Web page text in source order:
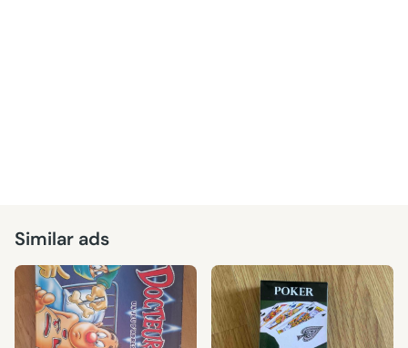
Similar ads